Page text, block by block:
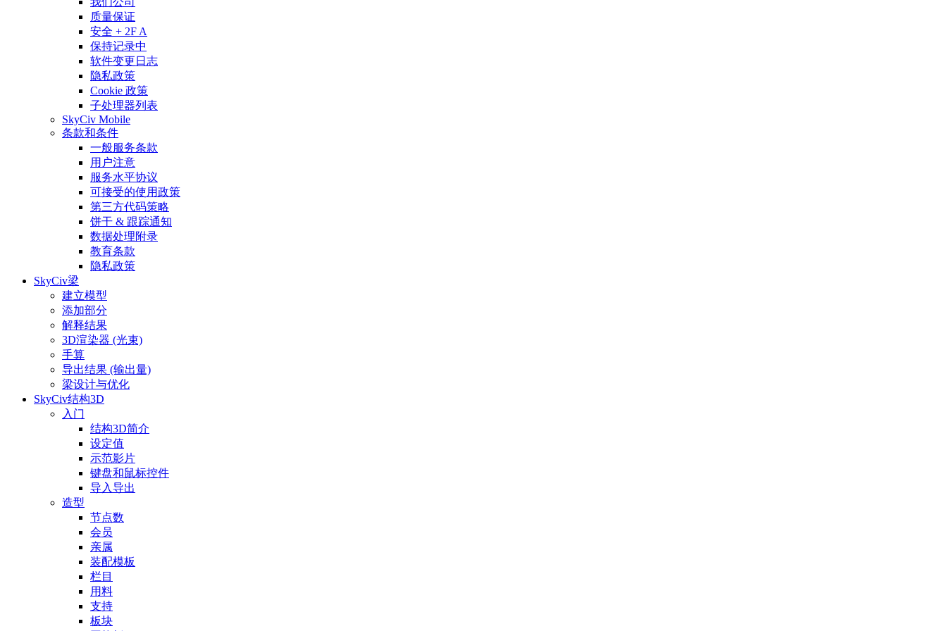
质量保证
安全 + 2F A
保持记录中
软件变更日志
隐私政策
Cookie 政策
子处理器列表
SkyCiv Mobile
条款和条件
一般服务条款
用户注意
服务水平协议
可接受的使用政策
第三方代码策略
饼干 & 跟踪通知
数据处理附录
教育条款
隐私政策
SkyCiv梁
建立模型
添加部分
解释结果
3D渲染器 (光束)
手算
导出结果 (输出量)
梁设计与优化
SkyCiv结构3D
入门
结构3D简介
设定值
示范影片
键盘和鼠标控件
导入导出
造型
节点数
会员
亲属
装配模板
栏目
用料
支持
板块